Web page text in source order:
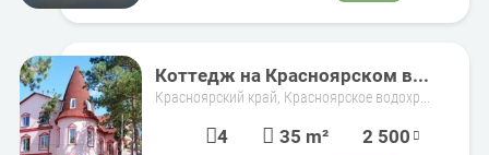
Коттедж на Красноярском в...
Красноярский край, Красноярское водохр...
4 35 m² 2 500